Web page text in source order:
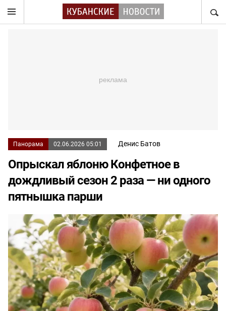
Панорама 02.06.2026 05:01 Денис Батов
Опрыскал яблоню Конфетное в
дождливый сезон 2 раза — ни одного
пятнышка парши